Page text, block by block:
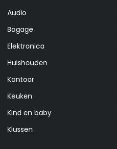
Audio
Bagage
Elektronica
Huishouden
Kantoor
Keuken
Kind en baby
Klussen